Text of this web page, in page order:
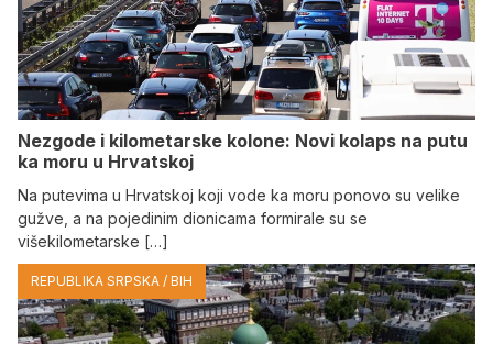
Nezgode i kilometarske kolone: Novi kolaps na putu
ka moru u Hrvatskoj
Na putevima u Hrvatskoj koji vode ka moru ponovo su velike
gužve, a na pojedinim dionicama formirale su se
višekilometarske […]
REPUBLIKA SRPSKA / BIH